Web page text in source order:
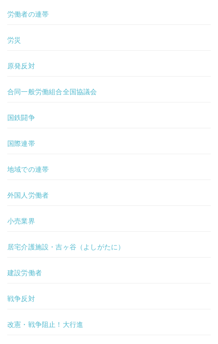
労働者の連帯
労災
原発反対
合同一般労働組合全国協議会
国鉄闘争
国際連帯
地域での連帯
外国人労働者
小売業界
居宅介護施設・吉ヶ谷（よしがたに）
建設労働者
戦争反対
改憲・戦争阻止！大行進